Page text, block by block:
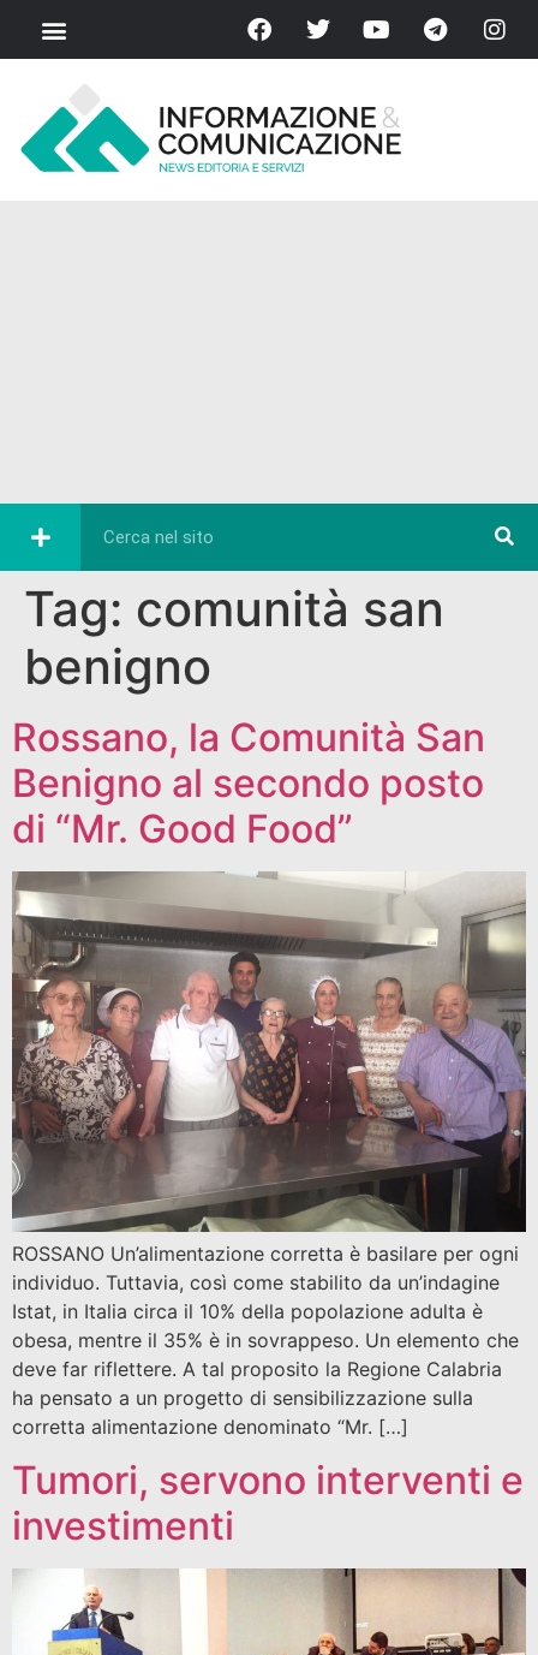
Tag: comunità san
benigno
Rossano, la Comunità San
Benigno al secondo posto
di “Mr. Good Food”
ROSSANO Un’alimentazione corretta è basilare per ogni
individuo. Tuttavia, così come stabilito da un’indagine
Istat, in Italia circa il 10% della popolazione adulta è
obesa, mentre il 35% è in sovrappeso. Un elemento che
deve far riflettere. A tal proposito la Regione Calabria
ha pensato a un progetto di sensibilizzazione sulla
corretta alimentazione denominato “Mr. […]
Tumori, servono interventi e
investimenti